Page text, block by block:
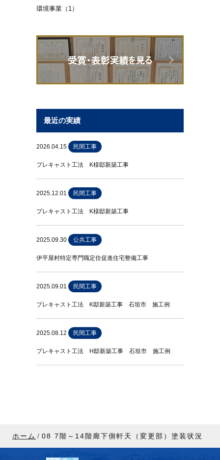
環境事業（1）
最近の実績
2026.04.15 民間工事
プレキャスト工法 K様邸新築工事
2025.12.01 民間工事
プレキャスト工法 K様邸新築工事
2025.09.30 公共工事
伊平屋村特定専門職定住促進住宅整備工事
2025.09.01 民間工事
プレキャスト工法 K邸新築工事 石垣市 施工例
2025.08.12 民間工事
プレキャスト工法 H邸新築工事 石垣市 施工例
ホーム 08 7階～14階廊下側軒天（変更部）塗装状況